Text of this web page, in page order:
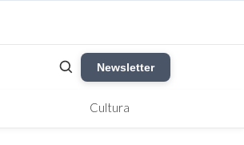
Newsletter
Cultura